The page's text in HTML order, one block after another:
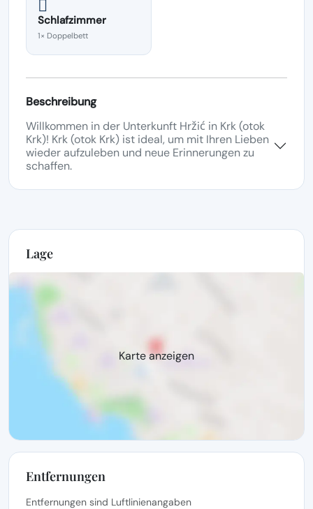
Schlafzimmer
1× Doppelbett
Beschreibung
Willkommen in der Unterkunft Hržić in Krk (otok
Krk)! Krk (otok Krk) ist ideal, um mit Ihren Lieben
wieder aufzuleben und neue Erinnerungen zu
schaffen.
Lage
Karte anzeigen
Entfernungen
Entfernungen sind Luftlinienangaben